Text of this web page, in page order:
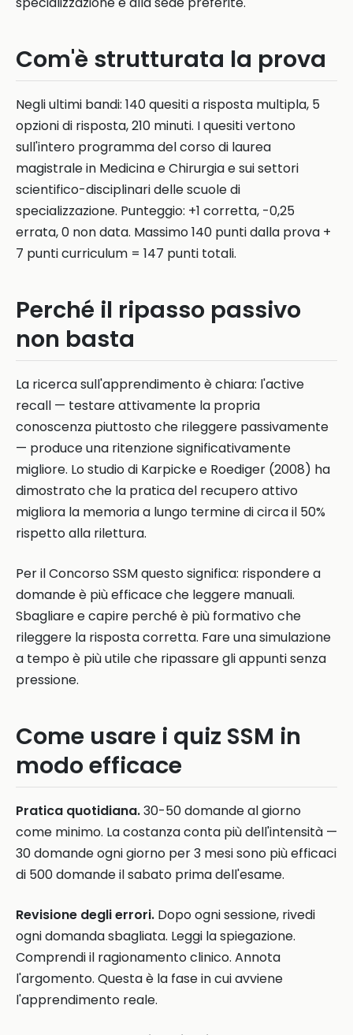
Com'è strutturata la prova
Negli ultimi bandi: 140 quesiti a risposta multipla, 5
opzioni di risposta, 210 minuti. I quesiti vertono
sull'intero programma del corso di laurea
magistrale in Medicina e Chirurgia e sui settori
scientifico-disciplinari delle scuole di
specializzazione. Punteggio: +1 corretta, -0,25
errata, 0 non data. Massimo 140 punti dalla prova +
7 punti curriculum = 147 punti totali.
Perché il ripasso passivo
non basta
La ricerca sull'apprendimento è chiara: l'active
recall — testare attivamente la propria
conoscenza piuttosto che rileggere passivamente
— produce una ritenzione significativamente
migliore. Lo studio di Karpicke e Roediger (2008) ha
dimostrato che la pratica del recupero attivo
migliora la memoria a lungo termine di circa il 50%
rispetto alla rilettura.
Per il Concorso SSM questo significa: rispondere a
domande è più efficace che leggere manuali.
Sbagliare e capire perché è più formativo che
rileggere la risposta corretta. Fare una simulazione
a tempo è più utile che ripassare gli appunti senza
pressione.
Come usare i quiz SSM in
modo efficace
Pratica quotidiana.30-50 domande al giorno
come minimo. La costanza conta più dell'intensità —
30 domande ogni giorno per 3 mesi sono più efficaci
di 500 domande il sabato prima dell'esame.
Revisione degli errori. Dopo ogni sessione, rivedi
ogni domanda sbagliata. Leggi la spiegazione.
Comprendi il ragionamento clinico. Annota
l'argomento. Questa è la fase in cui avviene
l'apprendimento reale.